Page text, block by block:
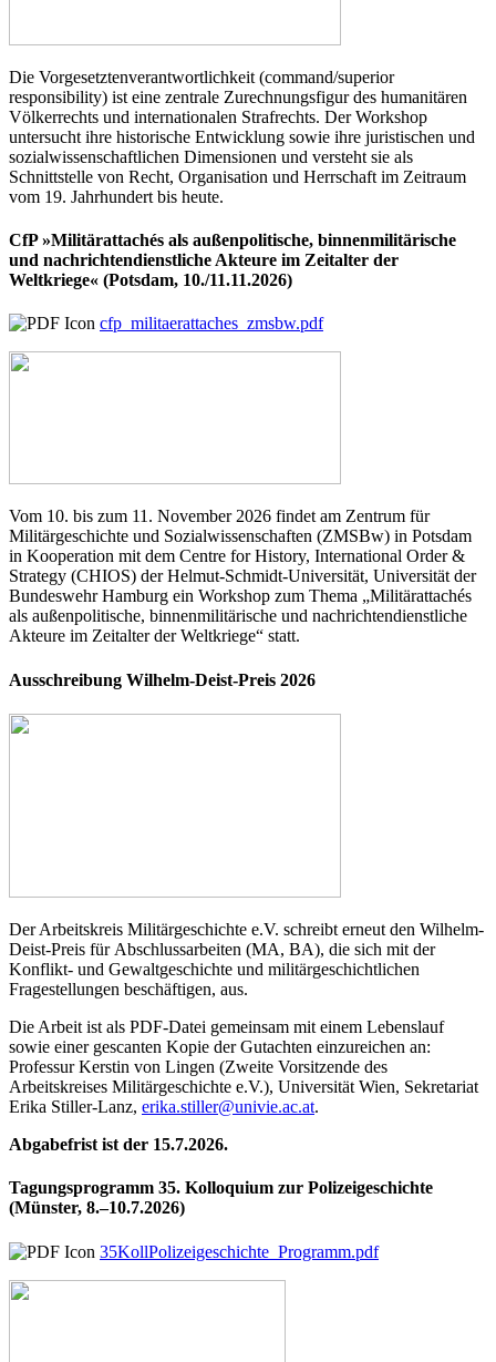
Die Vorgesetztenverantwortlichkeit (command/superior
responsibility) ist eine zentrale Zurechnungsfigur des humanitären
Völkerrechts und internationalen Strafrechts. Der Workshop
untersucht ihre historische Entwicklung sowie ihre juristischen und
sozialwissenschaftlichen Dimensionen und versteht sie als
Schnittstelle von Recht, Organisation und Herrschaft im Zeitraum
vom 19. Jahrhundert bis heute.
CfP »Militärattachés als außenpolitische, binnenmilitärische
und nachrichtendienstliche Akteure im Zeitalter der
Weltkriege« (Potsdam, 10./11.11.2026)
cfp_militaerattaches_zmsbw.pdf
Vom 10. bis zum 11. November 2026 findet am Zentrum für
Militärgeschichte und Sozialwissenschaften (ZMSBw) in Potsdam
in Kooperation mit dem Centre for History, International Order &
Strategy (CHIOS) der Helmut-Schmidt-Universität, Universität der
Bundeswehr Hamburg ein Workshop zum Thema „Militärattachés
als außenpolitische, binnenmilitärische und nachrichtendienstliche
Akteure im Zeitalter der Weltkriege“ statt.
Ausschreibung Wilhelm-Deist-Preis 2026
Der Arbeitskreis Militärgeschichte e.V. schreibt erneut den Wilhelm-
Deist-Preis für Abschlussarbeiten (MA, BA), die sich mit der
Konflikt- und Gewaltgeschichte und militärgeschichtlichen
Fragestellungen beschäftigen, aus.
Die Arbeit ist als PDF-Datei gemeinsam mit einem Lebenslauf
sowie einer gescanten Kopie der Gutachten einzureichen an:
Professur Kerstin von Lingen (Zweite Vorsitzende des
Arbeitskreises Militärgeschichte e.V.), Universität Wien, Sekretariat
Erika Stiller-Lanz, erika.stiller@univie.ac.at.
Abgabefrist ist der 15.7.2026.
Tagungsprogramm 35. Kolloquium zur Polizeigeschichte
(Münster, 8.–10.7.2026)
35KollPolizeigeschichte_Programm.pdf